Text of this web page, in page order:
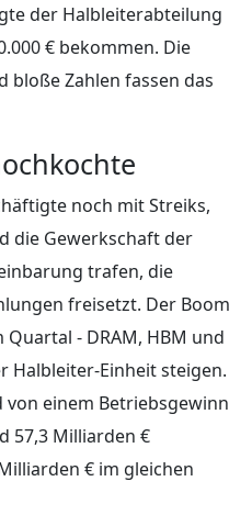
der Halbleiterabteilung
€ bekommen. Die
Zahlen fassen das
noch mit Streiks,
die Gewerkschaft der
trafen, die
freisetzt. Der Boom
- DRAM, HBM und
Halbleiter-Einheit steigen.
einem Betriebsgewinn
57,3 Milliarden €
€ im gleichen